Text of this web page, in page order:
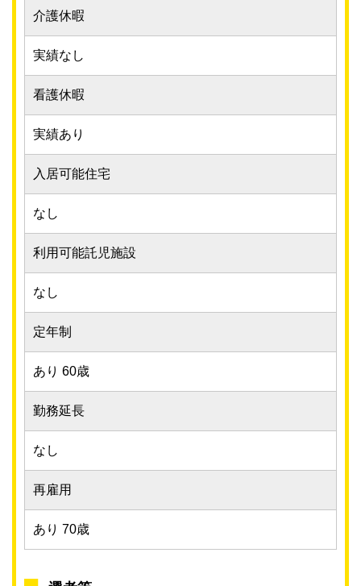
介護休暇
実績なし
看護休暇
実績あり
入居可能住宅
なし
利用可能託児施設
なし
定年制
あり 60歳
勤務延長
なし
再雇用
あり 70歳